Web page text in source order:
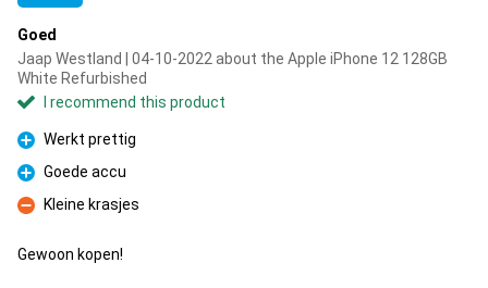
Goed
Jaap Westland | 04-10-2022 about the Apple iPhone 12 128GB
White Refurbished
I recommend this product
Pro
Werkt prettig
Pro
Goede accu
Con
Kleine krasjes
Gewoon kopen!